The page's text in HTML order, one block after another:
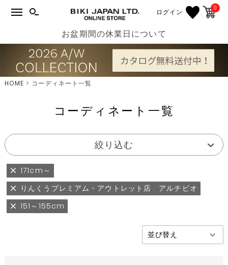
ログイン 0
お盆期間の休業日について
HOME コーディネート一覧
コーディネート一覧
絞り込む
171cm～
りんくうプレミアム・アウトレット店 アルチビオ
151～155cm